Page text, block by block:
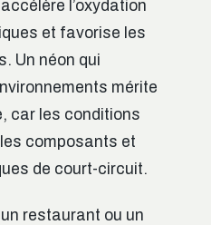
l’oxydation
et favorise les
Un néon qui
mérite
car les conditions
composants et
de court-circuit.
restaurant ou un